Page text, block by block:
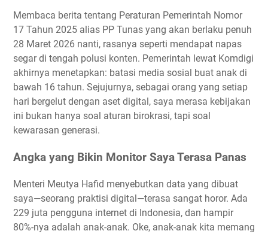
Membaca berita tentang Peraturan Pemerintah Nomor
17 Tahun 2025 alias PP Tunas yang akan berlaku penuh
28 Maret 2026 nanti, rasanya seperti mendapat napas
segar di tengah polusi konten. Pemerintah lewat Komdigi
akhirnya menetapkan: batasi media sosial buat anak di
bawah 16 tahun. Sejujurnya, sebagai orang yang setiap
hari bergelut dengan aset digital, saya merasa kebijakan
ini bukan hanya soal aturan birokrasi, tapi soal
kewarasan generasi.
Angka yang Bikin Monitor Saya Terasa Panas
Menteri Meutya Hafid menyebutkan data yang dibuat
saya—seorang praktisi digital—terasa sangat horor. Ada
229 juta pengguna internet di Indonesia, dan hampir
80%-nya adalah anak-anak. Oke, anak-anak kita memang